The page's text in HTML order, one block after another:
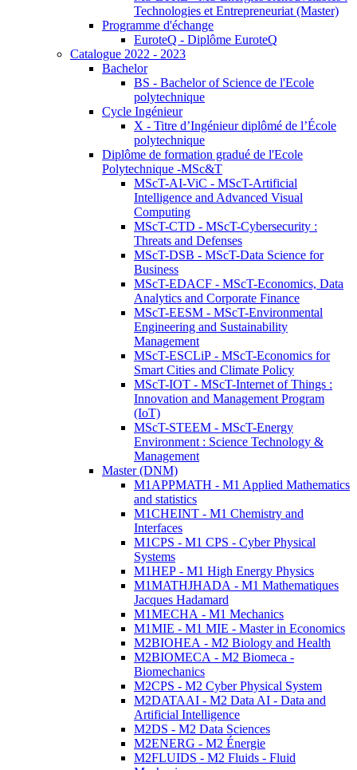
Technologies et Entrepreneuriat (Master)
Programme d'échange
EuroteQ - Diplôme EuroteQ
Catalogue 2022 - 2023
Bachelor
BS - Bachelor of Science de l'Ecole
polytechnique
Cycle Ingénieur
X - Titre d’Ingénieur diplômé de l’École
polytechnique
Diplôme de formation gradué de l'Ecole
Polytechnique -MSc&T
MScT-AI-ViC - MScT-Artificial
Intelligence and Advanced Visual
Computing
MScT-CTD - MScT-Cybersecurity :
Threats and Defenses
MScT-DSB - MScT-Data Science for
Business
MScT-EDACF - MScT-Economics, Data
Analytics and Corporate Finance
MScT-EESM - MScT-Environmental
Engineering and Sustainability
Management
MScT-ESCLiP - MScT-Economics for
Smart Cities and Climate Policy
MScT-IOT - MScT-Internet of Things :
Innovation and Management Program
(IoT)
MScT-STEEM - MScT-Energy
Environment : Science Technology &
Management
Master (DNM)
M1APPMATH - M1 Applied Mathematics
and statistics
M1CHEINT - M1 Chemistry and
Interfaces
M1CPS - M1 CPS - Cyber Physical
Systems
M1HEP - M1 High Energy Physics
M1MATHJHADA - M1 Mathematiques
Jacques Hadamard
M1MECHA - M1 Mechanics
M1MIE - M1 MIE - Master in Economics
M2BIOHEA - M2 Biology and Health
M2BIOMECA - M2 Biomeca -
Biomechanics
M2CPS - M2 Cyber Physical System
M2DATAAI - M2 Data AI - Data and
Artificial Intelligence
M2DS - M2 Data Sciences
M2ENERG - M2 Énergie
M2FLUIDS - M2 Fluids - Fluid